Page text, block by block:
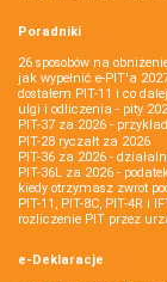
Poradniki
26 sposobów na
jak wypełnić e-PIT'a
dostałem PIT-11 i co
ulgi i odliczenia - pity
PIT-37 za 2026 -
PIT-28 ryczałt za 2026
PIT-36 za 2026 -
PIT-36L za 2026 -
kiedy otrzymasz zwrot
PIT-11, PIT-8C, PIT-4R i
rozliczenie PIT przez
e-Deklaracje